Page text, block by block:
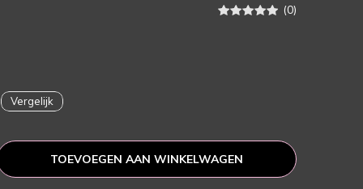
(0)
Vergelijk
TOEVOEGEN AAN WINKELWAGEN